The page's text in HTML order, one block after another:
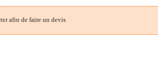
afin de faire un devis